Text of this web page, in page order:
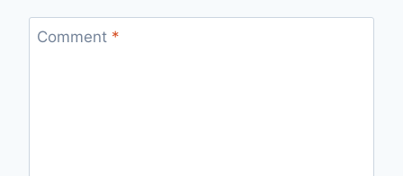
Comment *